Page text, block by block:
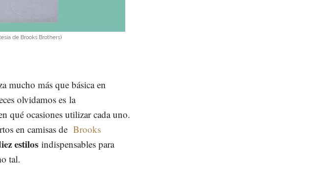
de Brooks Brothers)
mucho más que básica en
olvidamos es la
qué ocasiones utilizar cada uno.
en camisas de Brooks
estilos indispensables para
tal.